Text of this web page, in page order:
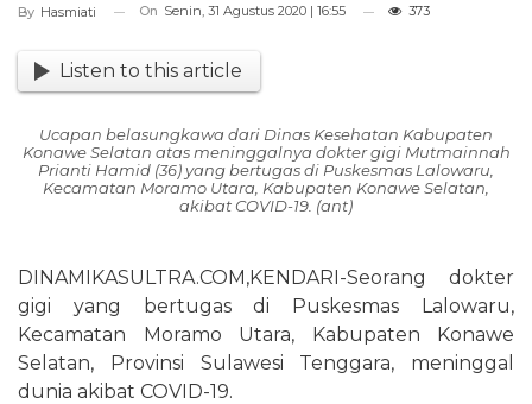
By Hasmiati On Senin, 31 Agustus 2020 | 16:55 373
Listen to this article
Ucapan belasungkawa dari Dinas Kesehatan Kabupaten
Konawe Selatan atas meninggalnya dokter gigi Mutmainnah
Prianti Hamid (36) yang bertugas di Puskesmas Lalowaru,
Kecamatan Moramo Utara, Kabupaten Konawe Selatan,
akibat COVID-19. (ant)
DINAMIKASULTRA.COM,KENDARI-Seorang dokter
gigi yang bertugas di Puskesmas Lalowaru,
Kecamatan Moramo Utara, Kabupaten Konawe
Selatan, Provinsi Sulawesi Tenggara, meninggal
dunia akibat COVID-19.